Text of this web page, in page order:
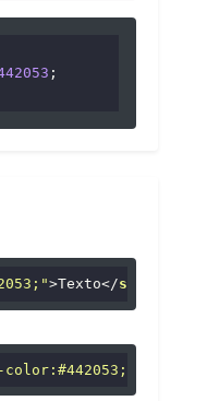
;
>Texto</span
color:#442053;"